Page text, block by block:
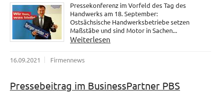
Pressekonferenz im Vorfeld des Tag des
Handwerks am 18. September:
Ostsächsische Handwerksbetriebe setzen
Maßstäbe und sind Motor in Sachen...
Weiterlesen
16.09.2021 Firmennews
Pressebeitrag im BusinessPartner PBS